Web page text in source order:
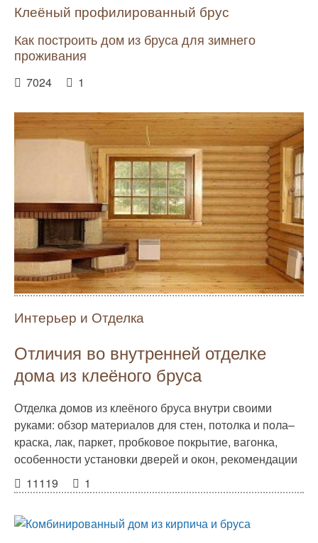
Клеёный профилированный брус
Как построить дом из бруса для зимнего
проживания
7024 1
Интерьер и Отделка
Отличия во внутренней отделке
дома из клеёного бруса
Отделка домов из клеёного бруса внутри своими
руками: обзор материалов для стен, потолка и пола–
краска, лак, паркет, пробковое покрытие, вагонка,
особенности установки дверей и окон, рекомендации
11119
1